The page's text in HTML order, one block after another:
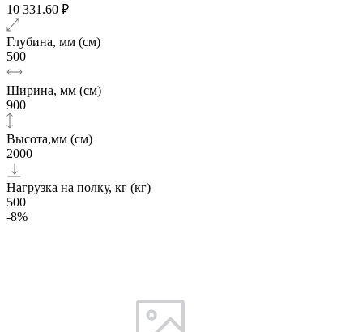
10 331.60 ₽
Глубина, мм (см)
500
Ширина, мм (см)
900
Высота,мм (см)
2000
Нагрузка на полку, кг (кг)
500
-8%